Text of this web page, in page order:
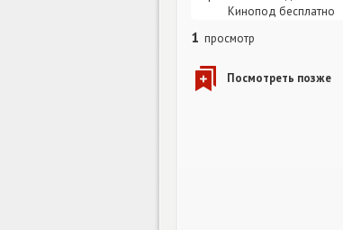
1 просмотр